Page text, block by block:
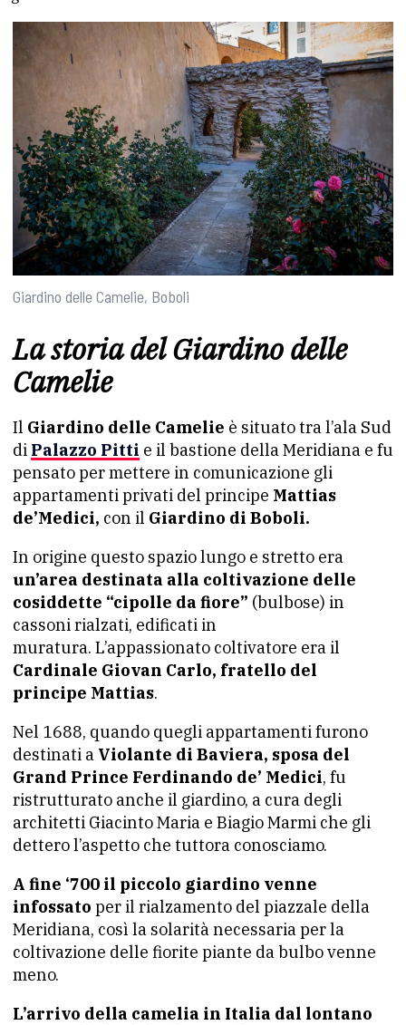
Giardino delle Camelie, Boboli
La storia del Giardino delle
Camelie
Il Giardino delle Camelie è situato tra l’ala Sud
di Palazzo Pitti e il bastione della Meridiana e fu
pensato per mettere in comunicazione gli
appartamenti privati del principe Mattias
de’Medici, con il Giardino di Boboli.
In origine questo spazio lungo e stretto era
un’area destinata alla coltivazione delle
cosiddette “cipolle da fiore” (bulbose) in
cassoni rialzati, edificati in
muratura. L’appassionato coltivatore era il
Cardinale Giovan Carlo, fratello del
principe Mattias.
Nel 1688, quando quegli appartamenti furono
destinati a Violante di Baviera, sposa del
Grand Prince Ferdinando de’ Medici, fu
ristrutturato anche il giardino, a cura degli
architetti Giacinto Maria e Biagio Marmi che gli
dettero l’aspetto che tuttora conosciamo.
A fine ‘700 il piccolo giardino venne
infossato per il rialzamento del piazzale della
Meridiana, così la solarità necessaria per la
coltivazione delle fiorite piante da bulbo venne
meno.
L’arrivo della camelia in Italia dal lontano